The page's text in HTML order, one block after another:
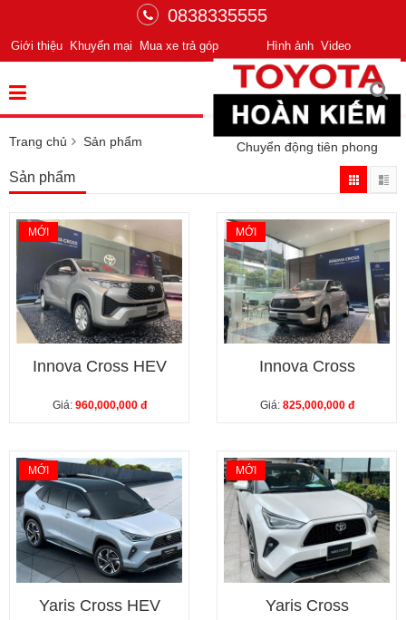
0838335555
Hình ảnh Video
Giới thiệu Khuyến mại Mua xe trả góp
Chuyển động tiên phong
Trang chủ Sản phẩm
Sản phẩm
MỚI
Innova Cross HEV
Giá: 960,000,000 đ
MỚI
Innova Cross
Giá: 825,000,000 đ
MỚI
Yaris Cross HEV
MỚI
Yaris Cross